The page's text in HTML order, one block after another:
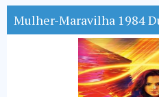
Mulher-Maravilha 1984